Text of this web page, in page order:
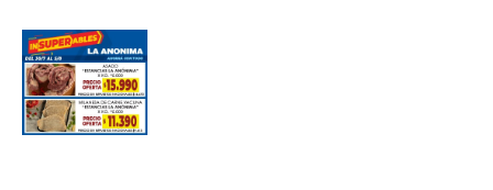
Suscribirme gratis
Dirección de correo electrónico